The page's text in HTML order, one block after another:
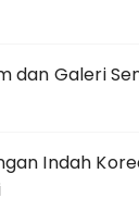
dan Galeri
Indah